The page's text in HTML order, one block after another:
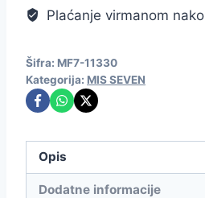
Plaćanje virmanom
Šifra: MF7-11330
Kategorija: MIS SEVEN
Opis
Dodatne informacije